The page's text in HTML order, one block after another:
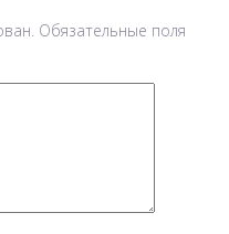
Обязательные поля